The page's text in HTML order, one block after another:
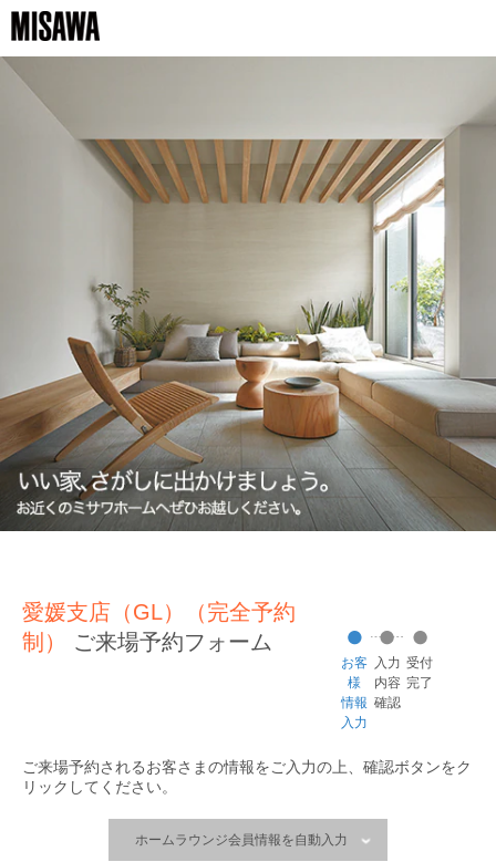
愛媛支店（GL）（完全予約
制）
ご来場予約フォーム
お客
様
情報
入力
入力
内容
確認
受付
完了
ご来場予約されるお客さまの情報をご入力の上、 確認ボタンをク
リックしてください。
ホームラウンジ会員情報を自動入力